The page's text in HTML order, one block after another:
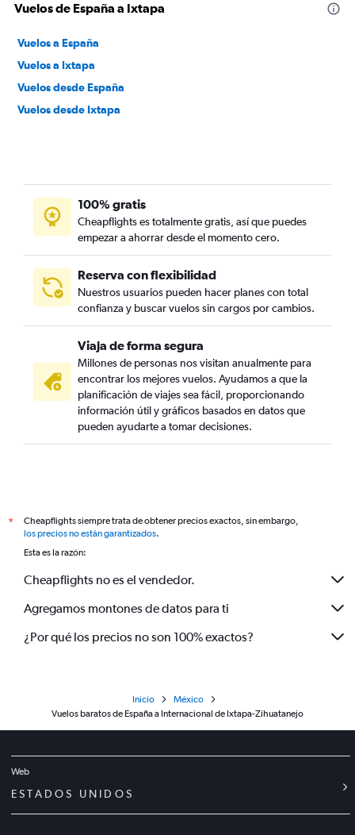
Vuelos de España a Ixtapa
Vuelos a España
Vuelos a Ixtapa
Vuelos desde España
Vuelos desde Ixtapa
100% gratis
Cheapflights es totalmente gratis, así que puedes
empezar a ahorrar desde el momento cero.
Reserva con flexibilidad
Nuestros usuarios pueden hacer planes con total
confianza y buscar vuelos sin cargos por cambios.
Viaja de forma segura
Millones de personas nos visitan anualmente para
encontrar los mejores vuelos. Ayudamos a que la
planificación de viajes sea fácil, proporcionando
información útil y gráficos basados en datos que
pueden ayudarte a tomar decisiones.
*
Cheapflights siempre trata de obtener precios exactos, sin embargo,
los precios no están garantizados.
Esta es la razón:
Cheapflights no es el vendedor.
Agregamos montones de datos para ti
¿Por qué los precios no son 100% exactos?
Inicio
México
Vuelos baratos de España a Internacional de Ixtapa-Zihuatanejo
Web
ESTADOS UNIDOS